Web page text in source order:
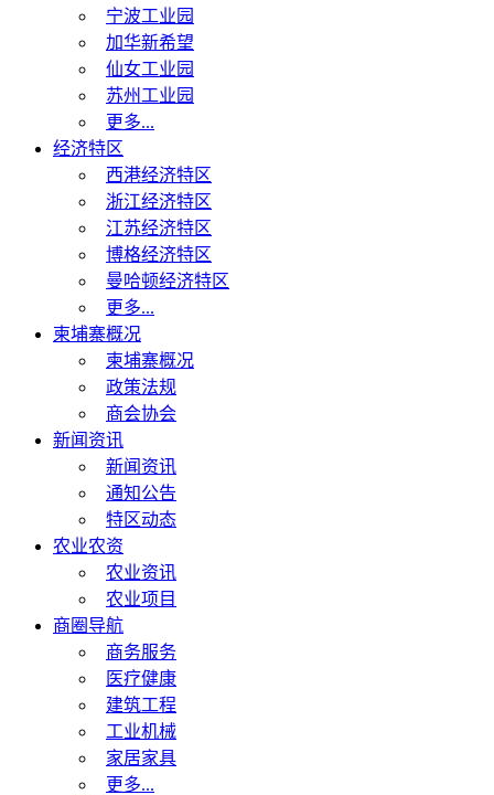
宁波工业园
加华新希望
仙女工业园
苏州工业园
更多...
经济特区
西港经济特区
浙江经济特区
江苏经济特区
博格经济特区
曼哈顿经济特区
更多...
柬埔寨概况
柬埔寨概况
政策法规
商会协会
新闻资讯
新闻资讯
通知公告
特区动态
农业农资
农业资讯
农业项目
商圈导航
商务服务
医疗健康
建筑工程
工业机械
家居家具
更多...